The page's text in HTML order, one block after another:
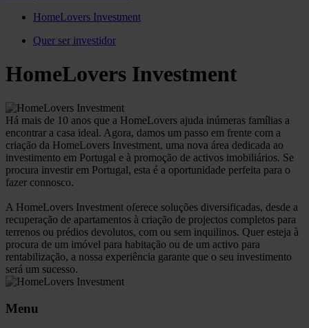
HomeLovers Investment
Quer ser investidor
HomeLovers Investment
Há mais de 10 anos que a HomeLovers ajuda inúmeras famílias a
encontrar a casa ideal. Agora, damos um passo em frente com a
criação da HomeLovers Investment, uma nova área dedicada ao
investimento em Portugal e à promoção de activos imobiliários. Se
procura investir em Portugal, esta é a oportunidade perfeita para o
fazer connosco.
A HomeLovers Investment oferece soluções diversificadas, desde a
recuperação de apartamentos à criação de projectos completos para
terrenos ou prédios devolutos, com ou sem inquilinos. Quer esteja à
procura de um imóvel para habitação ou de um activo para
rentabilização, a nossa experiência garante que o seu investimento
será um sucesso.
Menu